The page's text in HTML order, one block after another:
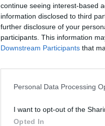
continue seeing interest-based
information disclosed to third
further disclosure of your
participants. This information
Downstream Participants that
Personal Data Processing
I want to opt-out of the
Opted In